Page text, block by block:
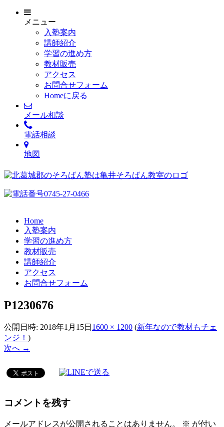
メニュー
入塾案内
講師紹介
学習の進め方
教材販売
アクセス
お問合せフォーム
Homeに戻る
メール相談
電話相談
地図
Home
入塾案内
学習の進め方
教材販売
講師紹介
アクセス
お問合せフォーム
P1230676
公開日時: 2018年1月15日 1600 × 1200 (新年なので教材もチェ
ンジ！ )
次へ →
コメントを残す
メールアドレスが公開されることはありません。 ※ が付い